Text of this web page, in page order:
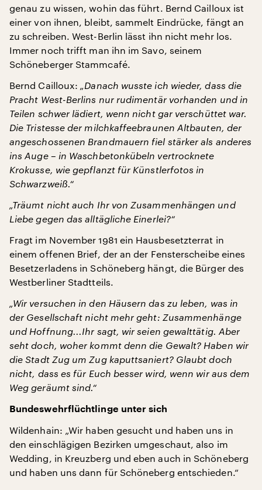
genau zu wissen, wohin das führt. Bernd Cailloux ist
einer von ihnen, bleibt, sammelt Eindrücke, fängt an
zu schreiben. West-Berlin lässt ihn nicht mehr los.
Immer noch trifft man ihn im Savo, seinem
Schöneberger Stammcafé.
Bernd Cailloux: „Danach wusste ich wieder, dass die
Pracht West-Berlins nur rudimentär vorhanden und in
Teilen schwer lädiert, wenn nicht gar verschüttet war.
Die Tristesse der milchkaffeebraunen Altbauten, der
angeschossenen Brandmauern fiel stärker als anderes
ins Auge – in Waschbetonkübeln vertrocknete
Krokusse, wie gepflanzt für Künstlerfotos in
Schwarzweiß.“
„Träumt nicht auch Ihr von Zusammenhängen und
Liebe gegen das alltägliche Einerlei?“
Fragt im November 1981 ein Hausbesetzterrat in
einem offenen Brief, der an der Fensterscheibe eines
Besetzerladens in Schöneberg hängt, die Bürger des
Westberliner Stadtteils.
„Wir versuchen in den Häusern das zu leben, was in
der Gesellschaft nicht mehr geht: Zusammenhänge
und Hoffnung...Ihr sagt, wir seien gewalttätig. Aber
seht doch, woher kommt denn die Gewalt? Haben wir
die Stadt Zug um Zug kaputtsaniert? Glaubt doch
nicht, dass es für Euch besser wird, wenn wir aus dem
Weg geräumt sind.“
Bundeswehrflüchtlinge unter sich
Wildenhain: „Wir haben gesucht und haben uns in
den einschlägigen Bezirken umgeschaut, also im
Wedding, in Kreuzberg und eben auch in Schöneberg
und haben uns dann für Schöneberg entschieden.“